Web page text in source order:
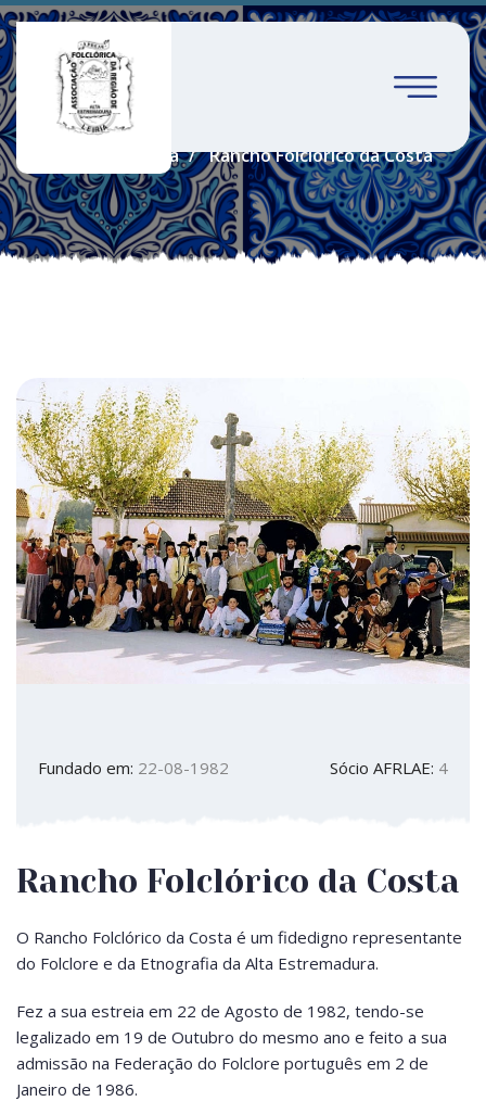
Leiria Rancho Folclórico da Costa
Fundado em: 22-08-1982 Sócio AFRLAE: 4
Rancho Folclórico da Costa
O Rancho Folclórico da Costa é um fidedigno representante
do Folclore e da Etnografia da Alta Estremadura.
Fez a sua estreia em 22 de Agosto de 1982, tendo-se
legalizado em 19 de Outubro do mesmo ano e feito a sua
admissão na Federação do Folclore português em 2 de
Janeiro de 1986.